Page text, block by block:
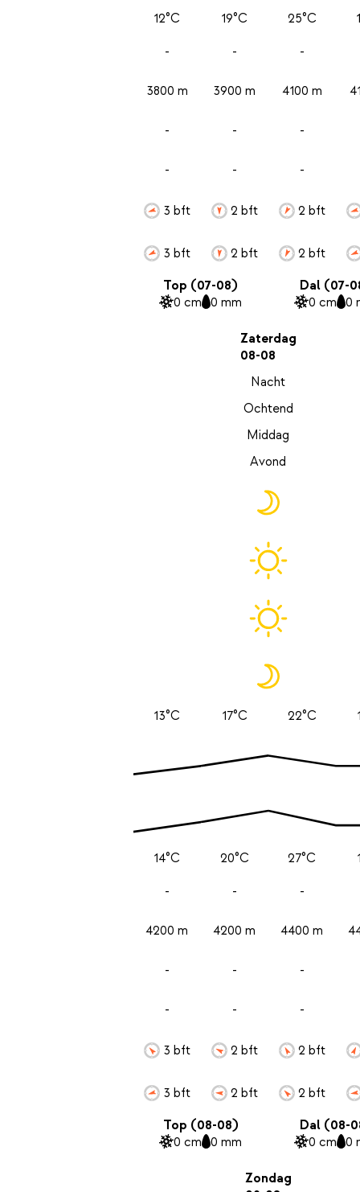
12°C
-
3800 m
-
-
3 bft
3 bft
19°C
-
3900 m
-
-
2 bft
2 bft
25°C
-
4100 m
-
-
2 bft
2 bft
Top (07-08)
0 cm 0 mm
Dal (07-
0 cm 0
Zaterdag
08-08
Nacht
Ochtend
Middag
Avond
13°C
14°C
-
4200 m
-
-
3 bft
3 bft
17°C
20°C
-
4200 m
-
-
2 bft
2 bft
22°C
27°C
-
4400 m
-
-
2 bft
2 bft
Top (08-08)
0 cm 0 mm
Dal (08-
0 cm 0
Zondag